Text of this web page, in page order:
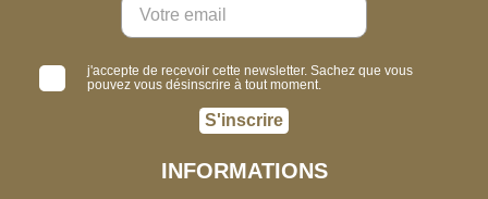
j'accepte de recevoir cette newsletter. Sachez que vous
pouvez vous désinscrire à tout moment.
S'inscrire
INFORMATIONS